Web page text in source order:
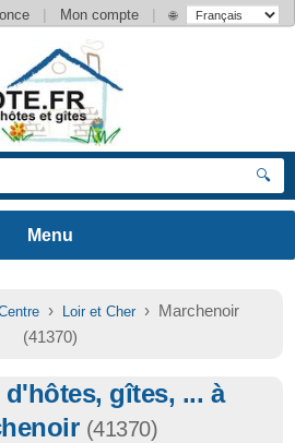
| Mon compte | 🌐
🔍
› Loir et Cher› Marchenoir
(41370)
d'hôtes, gîtes, ... à
(41370)